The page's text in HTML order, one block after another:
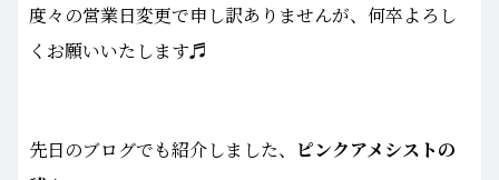
度々の営業日変更で申し訳ありませんが、何卒よろし
くお願いいたします♬
先日のブログでも紹介しました、 ピンクアメシストの